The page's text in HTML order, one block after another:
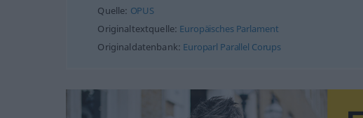
Quelle: OPUS
Originaltextquelle: Europäisches Parlament
Originaldatenbank: Europarl Parallel Corups